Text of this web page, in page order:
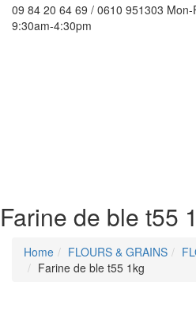
09 84 20 64 69 / 0610 951303
9:30am-4:30pm
Farine de ble t55
Home FLOURS & GRAINS
Farine de ble t55 1kg